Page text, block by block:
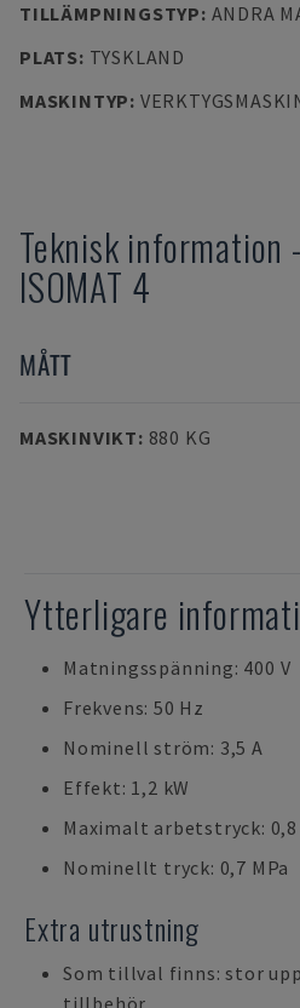
TILLÄMPNINGSTYP: ANDRA
PLATS: TYSKLAND
MASKINTYP:
Teknisk information -
ISOMAT 4
MÅTT
MASKINVIKT: 880 KG
Ytterligare
Matningsspänning: 400 V
Frekvens: 50 Hz
Nominell ström: 3,5 A
Effekt: 1,2 kW
Maximalt arbetstryck: 0,8
Nominellt tryck: 0,7 MPa
Extra utrustning
Som tillval finns: stor
tillbehör